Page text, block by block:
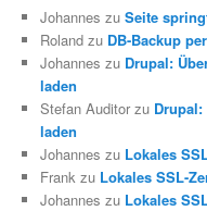
Johannes zuSeite
Roland zu DB-Backup
Johannes zu Drupal:
laden
Stefan Auditor zu
laden
Johannes zu Lokales
Frank zu Lokales SSL-
Johannes zu Lokales